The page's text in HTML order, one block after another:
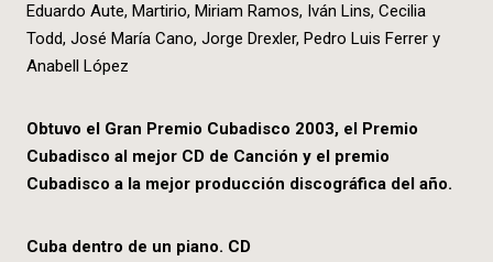
Eduardo Aute, Martirio, Miriam Ramos, Iván Lins, Cecilia
Todd, José María Cano, Jorge Drexler, Pedro Luis Ferrer y
Anabell López
Obtuvo el Gran Premio Cubadisco 2003, el Premio
Cubadisco al mejor CD de Canción y el premio
Cubadisco a la mejor producción discográfica del año.
Cuba dentro de un piano. CD